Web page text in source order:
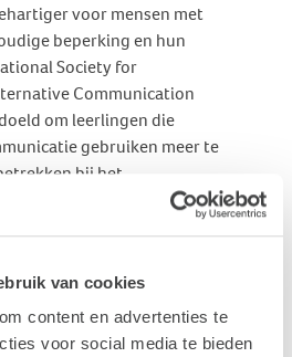
van cookies
content en advertenties te
voor social media te bieden
voor mensen met
beperking en hun
Society for
Communication
om leerlingen die
gebruiken meer te
bij het
ontwikkelingen eenvoudig via